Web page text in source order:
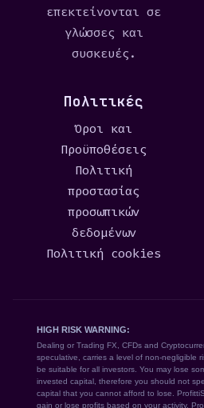
επεκτείνονται σε
γλώσσες και
συσκευές.
Πολιτικές
Όροι και
Προϋποθέσεις
Πολιτική
προστασίας
προσωπικών
δεδομένων
Πολιτική cookies